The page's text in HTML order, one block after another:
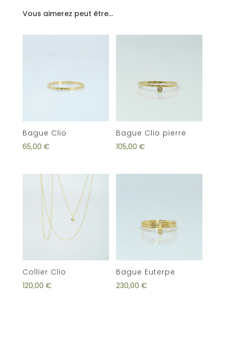
Vous aimerez peut être…
Bague Clio
65,00 €
Bague Clio pierre
105,00€
Collier Clio
120,00 €
Bague Euterpe
230,00€